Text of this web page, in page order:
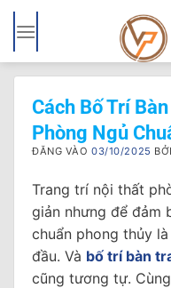
Bỏ
qua
nội
dung
Cách Bố Trí
Phòng Ngủ
ĐĂNG VÀO03/10/2025 BỞI
Trang trí nội thất
giản nhưng để đảm
chuẩn phong thủy
đầu. Và bố trí bàn
cũng tương tự.